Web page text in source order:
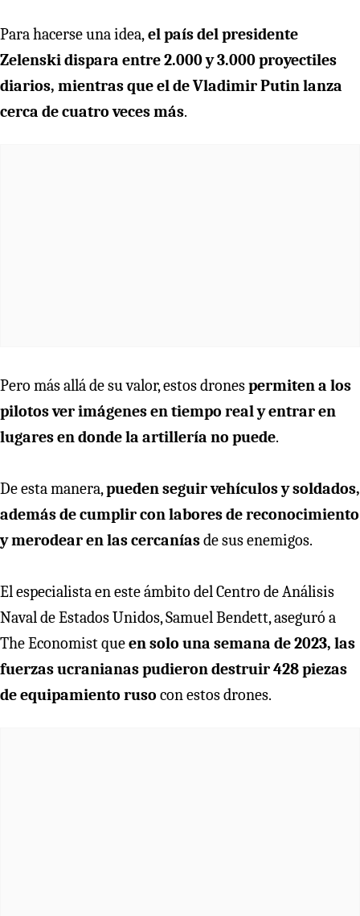
Para hacerse una idea,el país del presidente
Zelenski dispara entre 2.000 y 3.000 proyectiles
diarios, mientras que el de Vladimir Putin lanza
cerca de cuatro veces más.
Pero más allá de su valor, estos dronespermiten a los
pilotos ver imágenes en tiempo real y entrar en
lugares en donde la artillería no puede.
De esta manera,pueden seguir vehículos y soldados,
además de cumplir con labores de reconocimiento
y merodear en las cercaníasde sus enemigos.
El especialista en este ámbito del Centro de Análisis
Naval de Estados Unidos, Samuel Bendett, aseguró a
The Economist queen solo una semana de 2023, las
fuerzas ucranianas pudieron destruir 428 piezas
de equipamiento ruso con estos drones.